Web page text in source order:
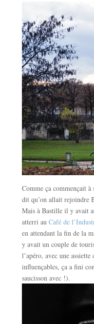
Comme ça commençait à
dit qu’on allait rejoindre
Mais à Bastille il y avait
atterri au Café de
en attendant la fin de la
y avait un couple de
l’apéro, avec une
influençables, ça a fini
saucisson avec !).